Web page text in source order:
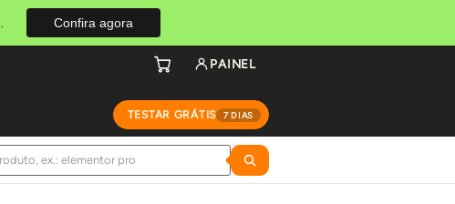
Confira agora
TESTAR GRÁTIS 7 DIAS
PAINEL